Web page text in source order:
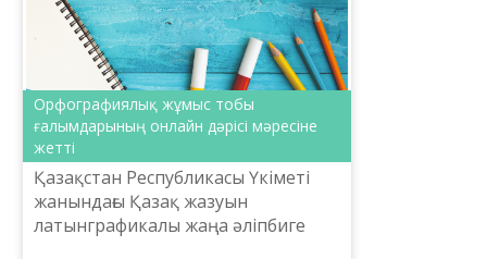
Орфографиялық жұмыс тобы
ғалымдарының онлайн дәрісі мәресіне
жетті
Қазақстан Республикасы Үкіметі
жанындағы Қазақ жазуын
латынграфикалы жаңа әліпбиге